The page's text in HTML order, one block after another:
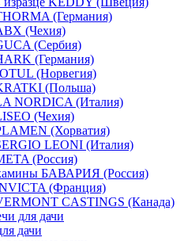
(Германия)
(Чехия)
(Сербия)
(Германия)
(Норвегия)
(Польша)
NORDICA (Италия)
(Чехия)
(Хорватия)
LEONI (Италия)
(Россия)
БАВАРИЯ (Россия)
(Франция)
CASTINGS (Канада)
для дачи
дачи